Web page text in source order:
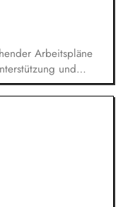
Arbeitspläne
und
in der Produktion
von
Auswertung und
von
bei der
Arbeitsplänen
in den